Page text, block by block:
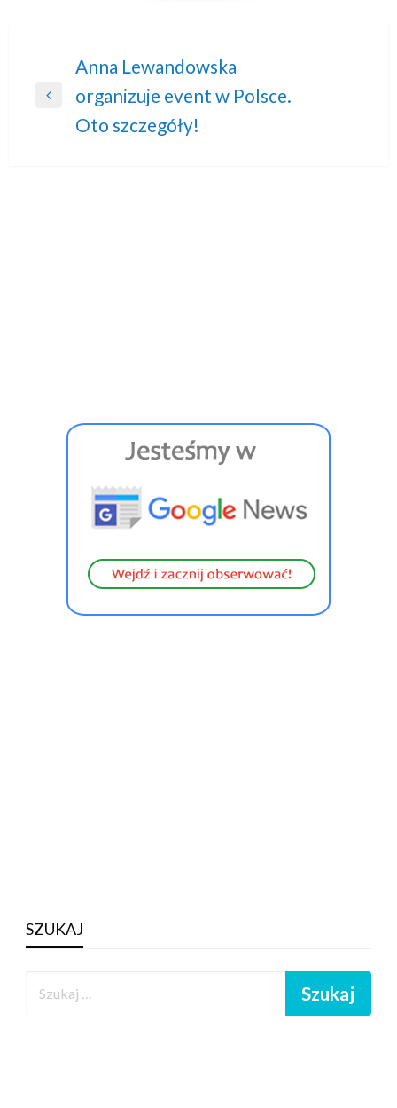
Nawigacja
wpisu
Previous
Anna Lewandowska
organizuje event w Polsce.
Oto szczegóły!
SZUKAJ